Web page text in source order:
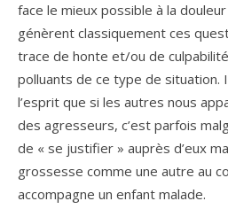
face le mieux possible à la
génèrent classiquement ces
trace de honte et/ou de
polluants de ce type de situation.
l’esprit que si les autres nous
des agresseurs, c’est parfois
de « se justifier » auprès d’eux
grossesse comme une autre au
accompagne un enfant malade.